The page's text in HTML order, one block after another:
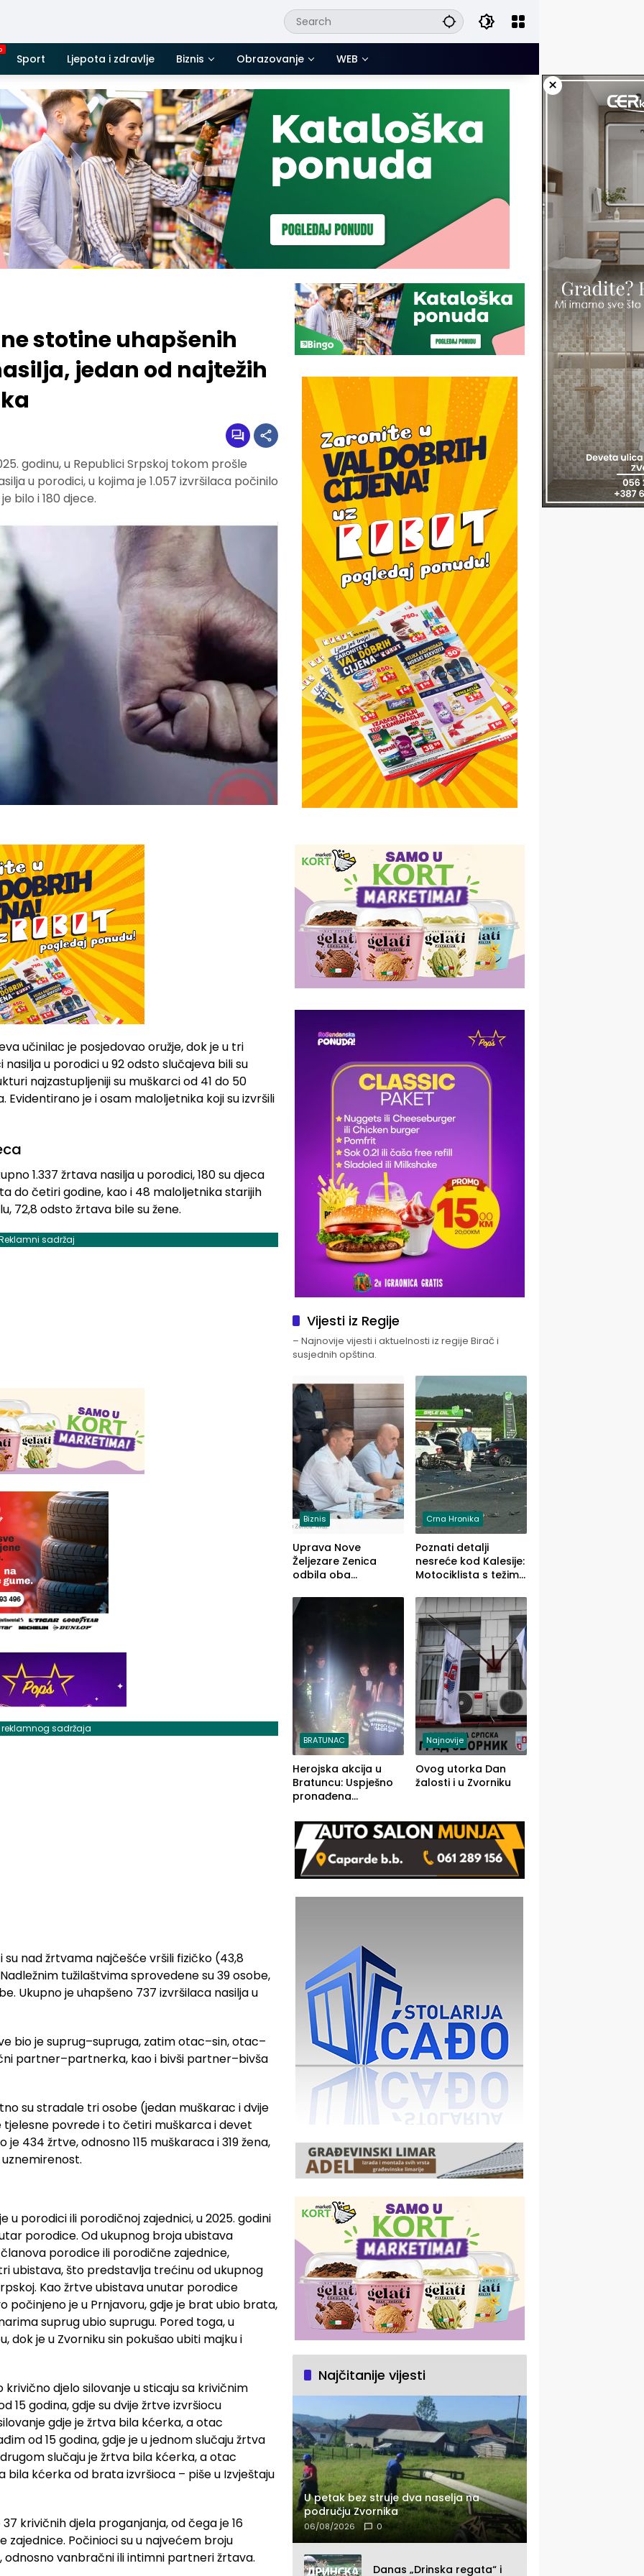
Sport Ljepota i zdravlje Biznis Obrazovanje WEB
×
stotine uhapšenih
jedan od najtežih
godinu, u Republici Srpskoj tokom prošle
u porodici, u kojima je 1.057 izvršilaca počinilo
bilo i 180 djece.
učinilac je posjedovao oružje, dok je u tri
u porodici u 92 odsto slučajeva bili su
najzastupljeniji su muškarci od 41 do 50
Evidentirano je i osam maloljetnika koji su izvršili
1.337 žrtava nasilja u porodici, 180 su djeca
do četiri godine, kao i 48 maloljetnika starijih
72,8 odsto žrtava bile su žene.
sadržaj
reklamnog sadržaja
nad žrtvama najčešće vršili fizičko (43,8
tužilaštvima sprovedene su 39 osobe,
Ukupno je uhapšeno 737 izvršilaca nasilja u
bio je suprug–supruga, zatim otac–sin, otac–
partner–partnerka, kao i bivši partner–bivša
su stradale tri osobe (jedan muškarac i dvije
tjelesne povrede i to četiri muškarca i devet
434 žrtve, odnosno 115 muškaraca i 319 žena,
u porodici ili porodičnoj zajednici, u 2025. godini
porodice. Od ukupnog broja ubistava
porodice ili porodične zajednice,
ubistava, što predstavlja trećinu od ukupnog
Kao žrtve ubistava unutar porodice
počinjeno je u Prnjavoru, gdje je brat ubio brata,
suprug ubio suprugu. Pored toga, u
dok je u Zvorniku sin pokušao ubiti majku i
djelo silovanje u sticaju sa krivičnim
15 godina, gdje su dvije žrtve izvršiocu
gdje je žrtva bila kćerka, a otac
od 15 godina, gdje je u jednom slučaju žrtva
slučaju je žrtva bila kćerka, a otac
bila kćerka od brata izvršioca – piše u Izvještaju
krivičnih djela proganjanja, od čega je 16
Počinioci su u najvećem broju
odnosno vanbračni ili intimni partneri žrtava.
Vijesti iz Regije
– Najnovije vijesti i aktuelnosti iz regije Birač i
susjednih opština.
Biznis
Uprava Nove
Željezare Zenica
odbila oba
FBiH: Ustrajni da je
stečaj jedino rješenje
Crna Hronika
Poznati detalji
nesreće kod Kalesije:
Motociklista s težim,
lakšim povredama
BRATUNAC
Herojska akcija u
Bratuncu: Uspješno
pronađena
a Ivanka Lazić,
rodom iz Kravice.
Najnovije
Ovog utorka Dan
žalosti i u Zvorniku
Najčitanije vijesti
U petak bez struje dva naselja na
području Zvornika
06/08/2026 0
Danas „Drinska regata“ i